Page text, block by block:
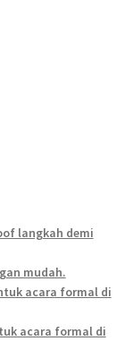
langkah demi
mudah.
acara formal di
acara formal di